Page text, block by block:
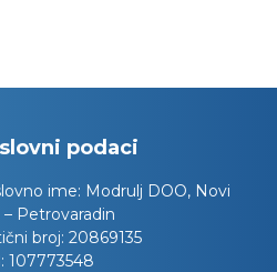
podaci
ime: Modrulj DOO, Novi
– Petrovaradin
broj: 20869135
107773548